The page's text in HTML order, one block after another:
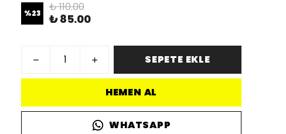
%23 ₺ 110.00
₺ 85.00
SEPETE EKLE
HEMEN AL
WHATSAPP